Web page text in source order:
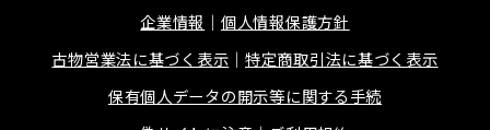
企業情報
個人情報保護方針
古物営業法に基づく表示
特定商取引法に基づく表示
保有個人データの開示等に関する手続